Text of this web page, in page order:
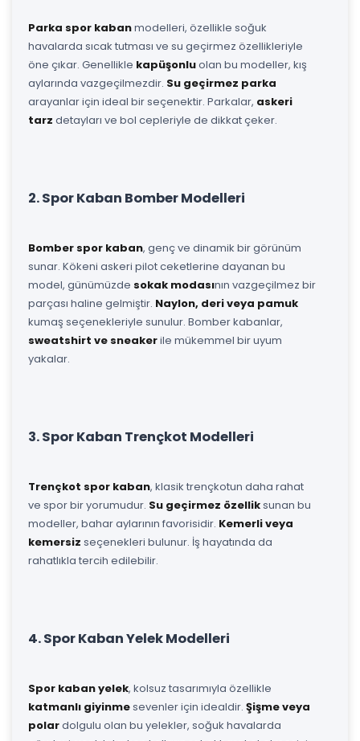
Parka spor kabanmodelleri, özellikle soğuk
havalarda sıcak tutması ve su geçirmez özellikleriyle
öne çıkar. Genellikle kapüşonluolan bu modeller, kış
aylarında vazgeçilmezdir. Su geçirmez parka
arayanlar için ideal bir seçenektir. Parkalar, askeri
tarz detayları ve bol cepleriyle de dikkat çeker.
2. Spor Kaban Bomber Modelleri
Bomber spor kaban, genç ve dinamik bir görünüm
sunar. Kökeni askeri pilot ceketlerine dayanan bu
model, günümüzde sokak modasının vazgeçilmez bir
parçası haline gelmiştir. Naylon, deri veya pamuk
kumaş seçenekleriyle sunulur. Bomber kabanlar,
sweatshirt ve sneakerile mükemmel bir uyum
yakalar.
3. Spor Kaban Trençkot Modelleri
Trençkot spor kaban, klasik trençkotun daha rahat
ve spor bir yorumudur. Su geçirmez özelliksunan bu
modeller, bahar aylarının favorisidir. Kemerli veya
kemersiz seçenekleri bulunur. İş hayatında da
rahatlıkla tercih edilebilir.
4. Spor Kaban Yelek Modelleri
Spor kaban yelek, kolsuz tasarımıyla özellikle
katmanlı giyinmesevenler için idealdir. Şişme veya
polardolgulu olan bu yelekler, soğuk havalarda